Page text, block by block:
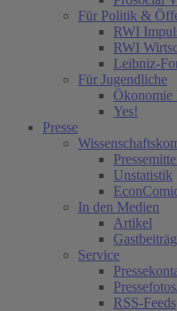
Für Politik &
RWI
RWI
Leibniz-
Für Jugendliche
Ökonomie
Yes!
Presse
Unstatistik
In den Medien
Artikel
Service
RSS-Feeds